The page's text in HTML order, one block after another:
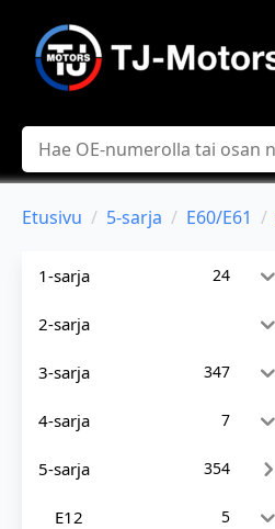
Hae
Etusivu 5-sarja E60/E61
1-sarja 24
2-sarja
3-sarja 347
4-sarja 7
5-sarja 354
E12 5